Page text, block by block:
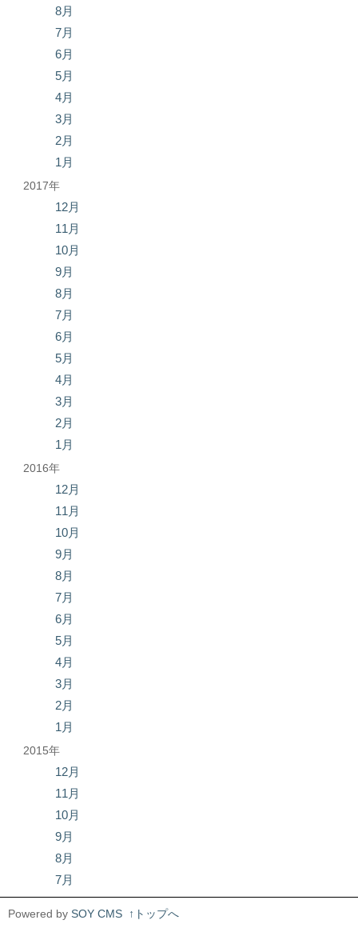
8月
7月
6月
5月
4月
3月
2月
1月
2017年
12月
11月
10月
9月
8月
7月
6月
5月
4月
3月
2月
1月
2016年
12月
11月
10月
9月
8月
7月
6月
5月
4月
3月
2月
1月
2015年
12月
11月
10月
9月
8月
7月
Powered by SOY CMS ↑トップへ